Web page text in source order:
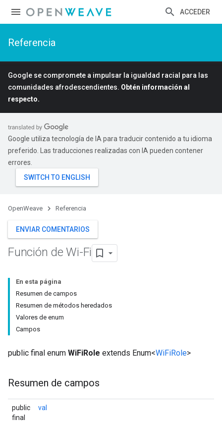
ACCEDER
Referencia
Google se compromete a impulsar la igualdad racial para las
comunidades afrodescendientes. Obtén información al
respecto.
Google utiliza tecnología de IA para traducir contenido a tu idioma
preferido. Las traducciones realizadas con IA pueden contener
errores.
OpenWeave Referencia
ENVIAR COMENTARIOS
Función de Wi-Fi
En esta página
Resumen de campos
Resumen de métodos heredados
Valores de enum
Campos
public final enum WiFiRole extends Enum<WiFiRole>
Resumen de campos
public
final
val